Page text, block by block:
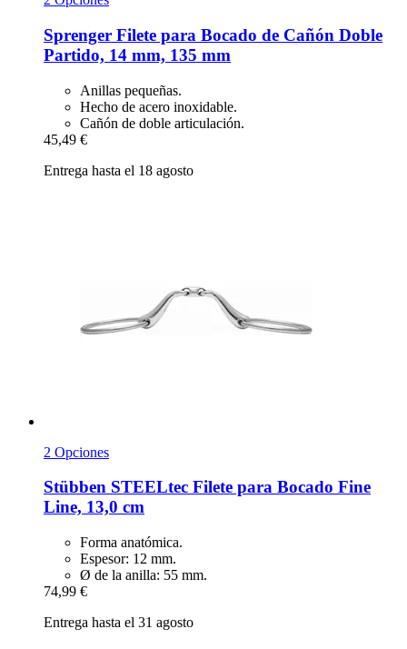
Sprenger Filete para Bocado de Cañón Doble
Partido, 14 mm, 135 mm
Anillas pequeñas.
Hecho de acero inoxidable.
Cañón de doble articulación.
45,49 €
Entrega hasta el 18 agosto
2 Opciones
Stübben STEELtec Filete para Bocado Fine
Line, 13,0 cm
Forma anatómica.
Espesor: 12 mm.
Ø de la anilla: 55 mm.
74,99 €
Entrega hasta el 31 agosto